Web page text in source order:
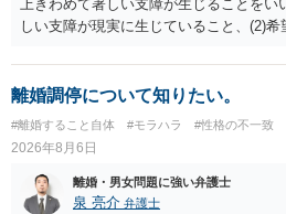
上きわめて著しい支障が生じることを
しい支障が現実に生じていること、(2)
できるかどうかがポイントです。 記録
象ですので、上記(1)と(2)を説明できる資
に）提出することが必要になります。
なので、例えば、医学上確立されている
明とそれに沿う資料の提出が必要になっ
的・心理的な理由の氏変更は様々な意味
護士へ依頼しても苦労することが強く予
離婚調停について知りたい。
#離婚すること自体 #モラハラ #性格の不一致
2026年8月6日
離婚・男女問題に強い弁護士
泉 亮介 弁護士